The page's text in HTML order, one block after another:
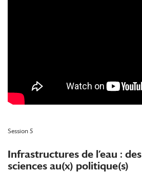
Session 5
Infrastructures de l’eau : des
sciences au(x) politique(s)